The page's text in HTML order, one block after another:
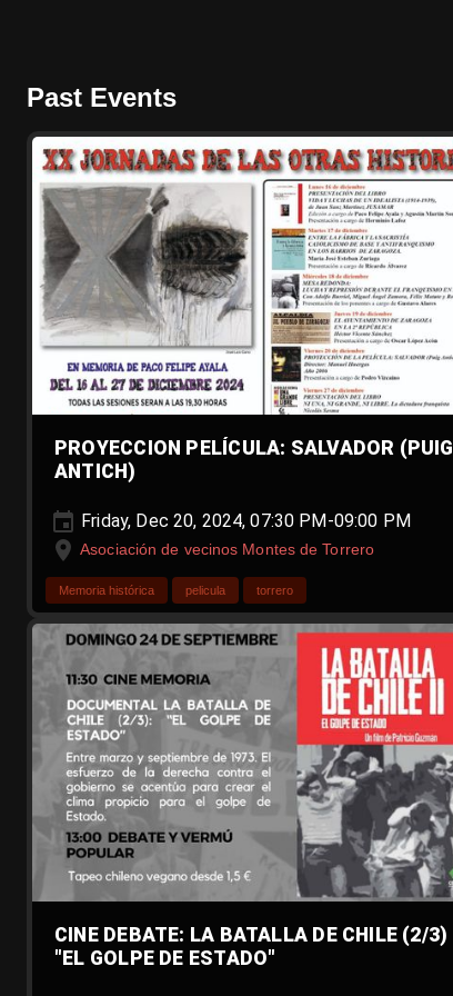
Past Events
PROYECCION PELÍCULA: SALVADOR (PUIG
ANTICH)
Friday, Dec 20, 2024, 07:30 PM-09:00 PM
Asociación de vecinos Montes de Torrero
Memoria histórica pelicula torrero
CINE DEBATE: LA BATALLA DE CHILE (2/3)
"EL GOLPE DE ESTADO"